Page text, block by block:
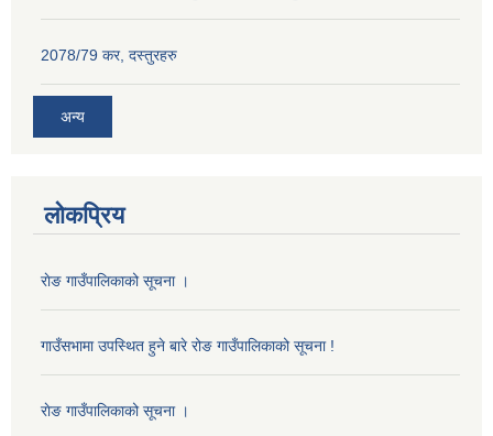
2078/79 कर, दस्तुरहरु
अन्य
लोकप्रिय
राेङ गाउँपालिकाको सूचना ।
गाउँसभामा उपस्थित हुने बारे रोङ गाउँपालिकाको सूचना !
राेङ गाउँपालिकाको सूचना ।